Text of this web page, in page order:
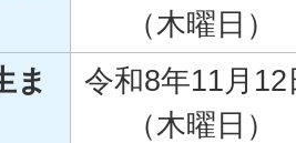
（木曜日）
ま
令和8年11月12
（木曜日）